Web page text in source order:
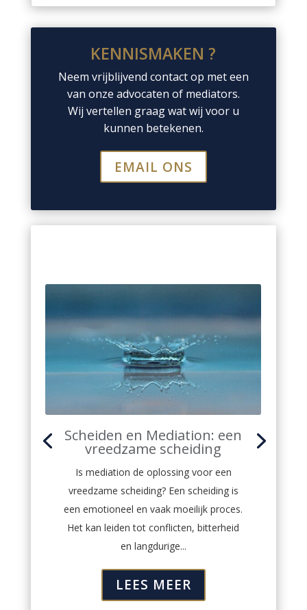
KENNISMAKEN ?
Neem vrijblijvend contact op met een
van onze advocaten of mediators.
Wij vertellen graag wat wij voor u
kunnen betekenen.
EMAIL ONS
Scheiden en Mediation: een
vreedzame scheiding
Is mediation de oplossing voor een
vreedzame scheiding? Een scheiding is
een emotioneel en vaak moeilijk proces.
Het kan leiden tot conflicten, bitterheid
en langdurige...
LEES MEER